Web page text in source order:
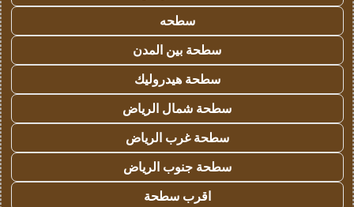
سطحه
سطحة بين المدن
سطحة هيدروليك
سطحة شمال الرياض
سطحة غرب الرياض
سطحة جنوب الرياض
اقرب سطحة